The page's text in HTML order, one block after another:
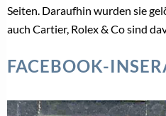
Seiten. Daraufhin wurden sie
auch Cartier, Rolex & Co sind
FACEBOOK-